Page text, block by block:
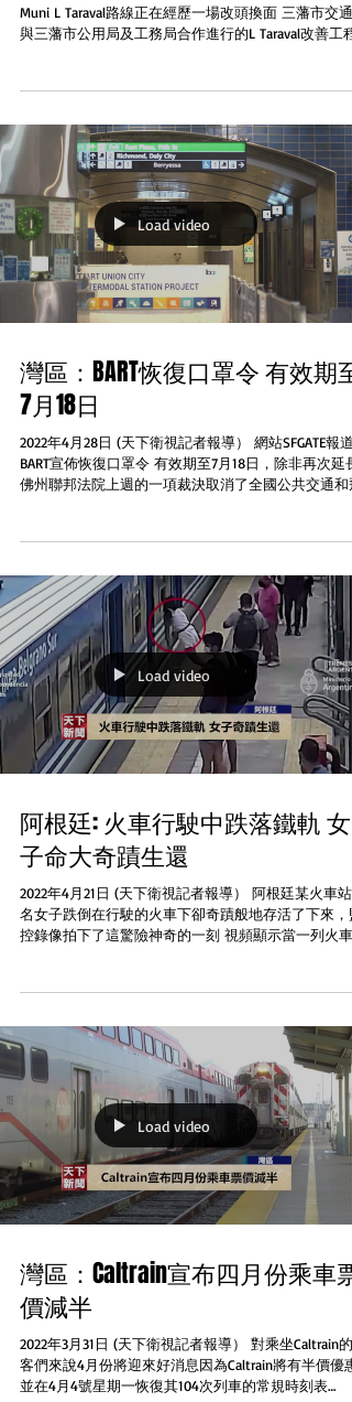
Muni L Taraval路線正在經歷一場改頭換面 三藩市交通
與三藩市公用局及工務局合作進行的L Taraval改善工
Load video
灣區：BART恢復口罩令 有效期至
7月18日
2022年4月28日 (天下衛視記者報導） 網站SFGATE報道
BART宣佈恢復口罩令 有效期至7月18日，除非再次延長
佛州聯邦法院上週的一項裁決取消了全國公共交通和
Load video
阿根廷: 火車行駛中跌落鐵軌 女
子命大奇蹟生還
2022年4月21日 (天下衛視記者報導） 阿根廷某火車站
名女子跌倒在行駛的火車下卻奇蹟般地存活了下來，
控錄像拍下了這驚險神奇的一刻 視頻顯示當一列火車
車和站台之間的夾縫。...
Load video
灣區：Caltrain宣布四月份乘車票
價減半
2022年3月31日 (天下衛視記者報導） 對乘坐Caltrain的
客們來說4月份將迎來好消息因為Caltrain將有半價優惠
並在4月4號星期一恢復其104次列車的常規時刻表